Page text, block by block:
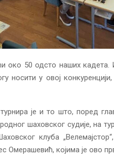
око 50 одсто наших кадета.
носити у овој
је и то што, поред
шаховског судије, на
клуба
Омерашевић, којима је ово